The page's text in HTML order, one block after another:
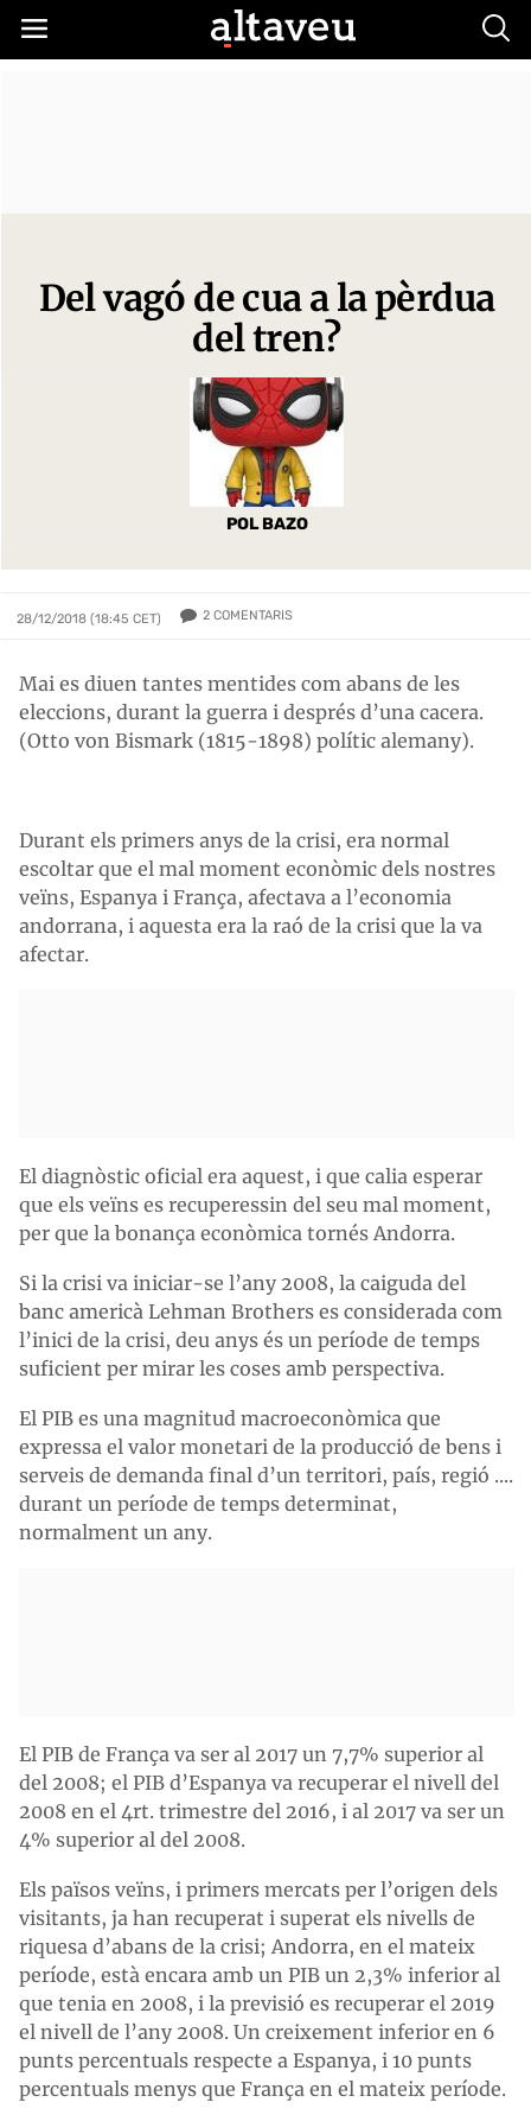
Del vagó de cua a la pèrdua
del tren?
POL BAZO
28/12/2018 (18:45 CET) 2 COMENTARIS
Mai es diuen tantes mentides com abans de les
eleccions, durant la guerra i després d’una cacera.
(Otto von Bismark (1815-1898) polític alemany).
Durant els primers anys de la crisi, era normal
escoltar que el mal moment econòmic dels nostres
veïns, Espanya i França, afectava a l’economia
andorrana, i aquesta era la raó de la crisi que la va
afectar.
El diagnòstic oficial era aquest, i que calia esperar
que els veïns es recuperessin del seu mal moment,
per que la bonança econòmica tornés Andorra.
Si la crisi va iniciar-se l’any 2008, la caiguda del
banc americà Lehman Brothers es considerada com
l’inici de la crisi, deu anys és un període de temps
suficient per mirar les coses amb perspectiva.
El PIB es una magnitud macroeconòmica que
expressa el valor monetari de la producció de bens i
serveis de demanda final d’un territori, país, regió ....
durant un període de temps determinat,
normalment un any.
El PIB de França va ser al 2017 un 7,7% superior al
del 2008; el PIB d’Espanya va recuperar el nivell del
2008 en el 4rt. trimestre del 2016, i al 2017 va ser un
4% superior al del 2008.
Els països veïns, i primers mercats per l’origen dels
visitants, ja han recuperat i superat els nivells de
riquesa d’abans de la crisi; Andorra, en el mateix
període, està encara amb un PIB un 2,3% inferior al
que tenia en 2008, i la previsió es recuperar el 2019
el nivell de l’any 2008. Un creixement inferior en 6
punts percentuals respecte a Espanya, i 10 punts
percentuals menys que França en el mateix període.